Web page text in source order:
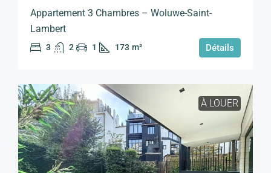
Appartement 3 Chambres – Woluwe-Saint-
Lambert
3 2 1 173 m² Détails
À LOUER